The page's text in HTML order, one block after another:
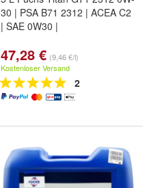
30 | PSA B71 2312 | ACEA C2
| SAE 0W30 |
47,28 € (9,46 €/l)
Kostenloser Versand
2